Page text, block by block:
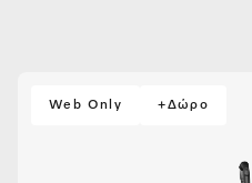
Web Only +Δώρο